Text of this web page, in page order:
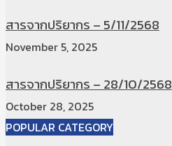
สารจากปริยากร – 5/11/2568
November 5, 2025
สารจากปริยากร – 28/10/2568
October 28, 2025
POPULAR CATEGORY